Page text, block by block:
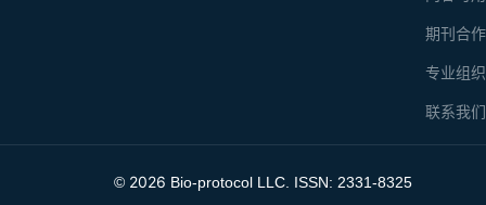
期刊合
专业组
联系我们
© 2026 Bio-protocol LLC. ISSN: 2331-8325